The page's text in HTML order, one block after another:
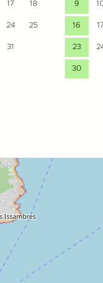
17 18
24 25
31
9
16
23
30